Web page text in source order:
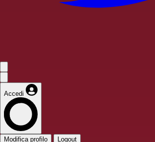
Accedi
Modifica profilo Logout